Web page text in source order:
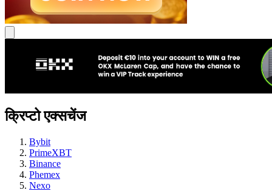
क्रिप्टो एक्सचेंज
Bybit
PrimeXBT
Binance
Phemex
Nexo